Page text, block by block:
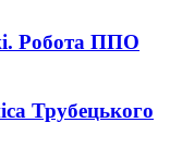
Робота ППО
Трубецького